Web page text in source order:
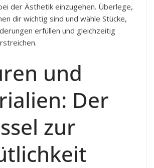
der Ästhetik einzugehen. Überlege,
dir wichtig sind und wähle Stücke,
erfüllen und gleichzeitig
und
Der
zur